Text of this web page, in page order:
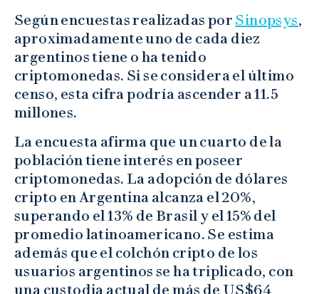
Según encuestas realizadas por Sinopsys,
aproximadamente uno de cada diez
argentinos tiene o ha tenido
criptomonedas. Si se considera el último
censo, esta cifra podría ascender a 11.5
millones.
La encuesta afirma que un cuarto de la
población tiene interés en poseer
criptomonedas. La adopción de dólares
cripto en Argentina alcanza el 20%,
superando el 13% de Brasil y el 15% del
promedio latinoamericano. Se estima
además que el colchón cripto de los
usuarios argentinos se ha triplicado, con
una custodia actual de más de US$64